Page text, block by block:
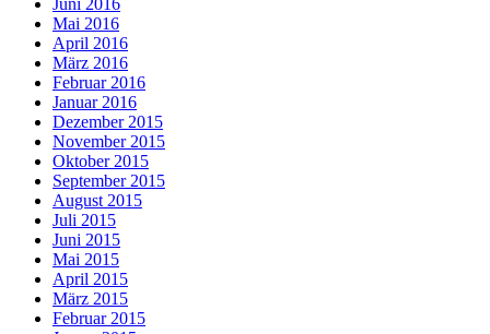
Juni 2016
Mai 2016
April 2016
März 2016
Februar 2016
Januar 2016
Dezember 2015
November 2015
Oktober 2015
September 2015
August 2015
Juli 2015
Juni 2015
Mai 2015
April 2015
März 2015
Februar 2015